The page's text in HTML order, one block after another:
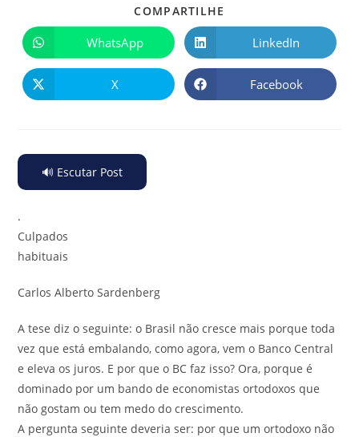
COMPARTILHE
WhatsApp LinkedIn
X Facebook
🔊 Escutar Post
.
Culpados
habituais
Carlos Alberto Sardenberg
A tese diz o seguinte: o Brasil não cresce mais porque toda
vez que está embalando, como agora, vem o Banco Central
e eleva os juros. E por que o BC faz isso? Ora, porque é
dominado por um bando de economistas ortodoxos que
não gostam ou tem medo do crescimento.
A pergunta seguinte deveria ser: por que um ortodoxo não